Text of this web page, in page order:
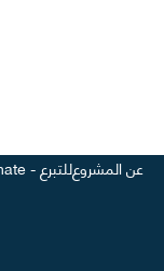
عن المشروعللتبرع - donate